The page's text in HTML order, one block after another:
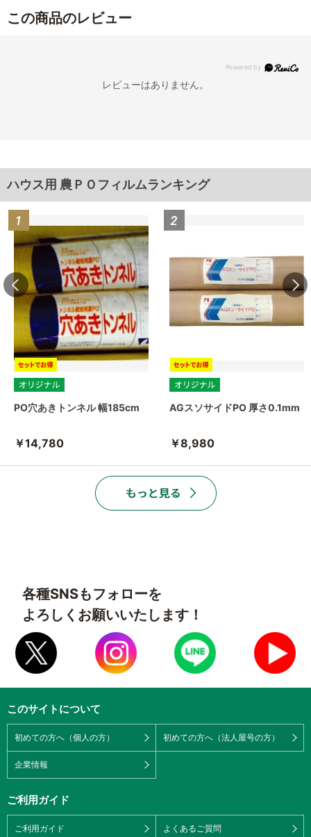
この商品のレビュー
レビューはありません。
ハウス用 農ＰＯフィルムランキング
PO穴あきトンネル 幅185cm
￥14,780
AGスソサイドPO 厚さ0.1mm
￥8,980
各種SNSもフォローを
よろしくお願いいたします！
このサイトについて
初めての方へ（個人の方） 初めての方へ（法人屋号の方）
企業情報
ご利用ガイド
ご利用ガイド よくあるご質問